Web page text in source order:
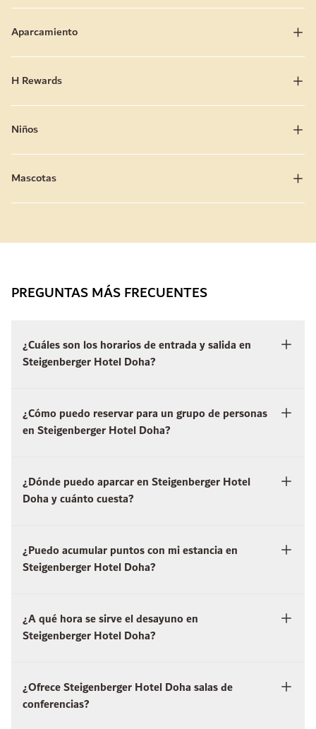
Aparcamiento
H Rewards
Niños
Mascotas
PREGUNTAS MÁS FRECUENTES
¿Cuáles son los horarios de entrada y salida en
Steigenberger Hotel Doha?
¿Cómo puedo reservar para un grupo de personas
en Steigenberger Hotel Doha?
¿Dónde puedo aparcar en Steigenberger Hotel
Doha y cuánto cuesta?
¿Puedo acumular puntos con mi estancia en
Steigenberger Hotel Doha?
¿A qué hora se sirve el desayuno en
Steigenberger Hotel Doha?
¿Ofrece Steigenberger Hotel Doha salas de
conferencias?